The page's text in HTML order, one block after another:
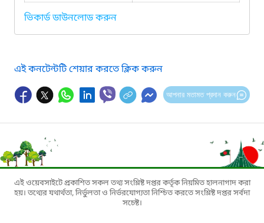
ভিকার্ড ডাউনলোড করুন
এই কনটেন্টটি শেয়ার করতে ক্লিক করুন
আপনার মতামত প্রদান করুন
এই ওয়েবসাইটে প্রকাশিত সকল তথ্য সংশ্লিষ্ট দপ্তর কর্তৃক নিয়মিত হালনাগাদ করা
হয়। তথ্যের যথার্থতা, নির্ভুলতা ও নির্ভরযোগ্যতা নিশ্চিত করতে সংশ্লিষ্ট দপ্তর সর্বদা
সচেষ্ট।